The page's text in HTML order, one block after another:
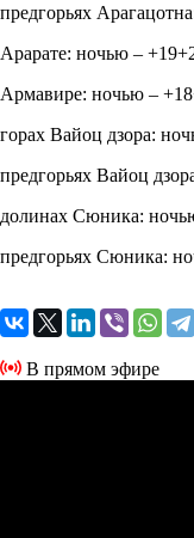
предгорьях
Арарате: ночью –
Армавире: ночью –
горах Вайоц дзора:
предгорьях Вайоц
долинах Сюника:
предгорьях Сюника:
В прямом эфире